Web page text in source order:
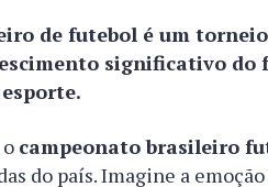
de futebol é um
significativo
campeonato brasileiro
do país. Imagine a